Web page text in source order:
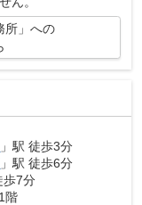
所」への
」駅 徒歩3分
」駅 徒歩6分
歩7分
階